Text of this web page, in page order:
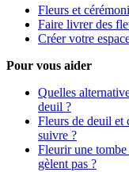
Fleurs et
Faire livrer des
Créer votre
Pour vous aider
Quelles
deuil ?
Fleurs de deuil et
suivre ?
Fleurir une
gèlent pas ?